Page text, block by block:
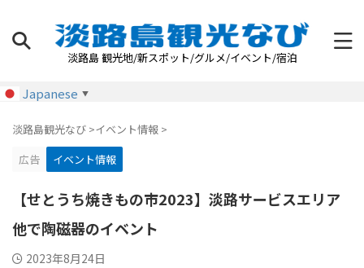
淡路島 観光地/新スポット/グルメ/イベント/宿泊
Japanese ▼
淡路島観光なび >イベント情報 >
広告
イベント情報
【せとうち焼きもの市2023】淡路サービスエリア
他で陶磁器のイベント
2023年8月24日